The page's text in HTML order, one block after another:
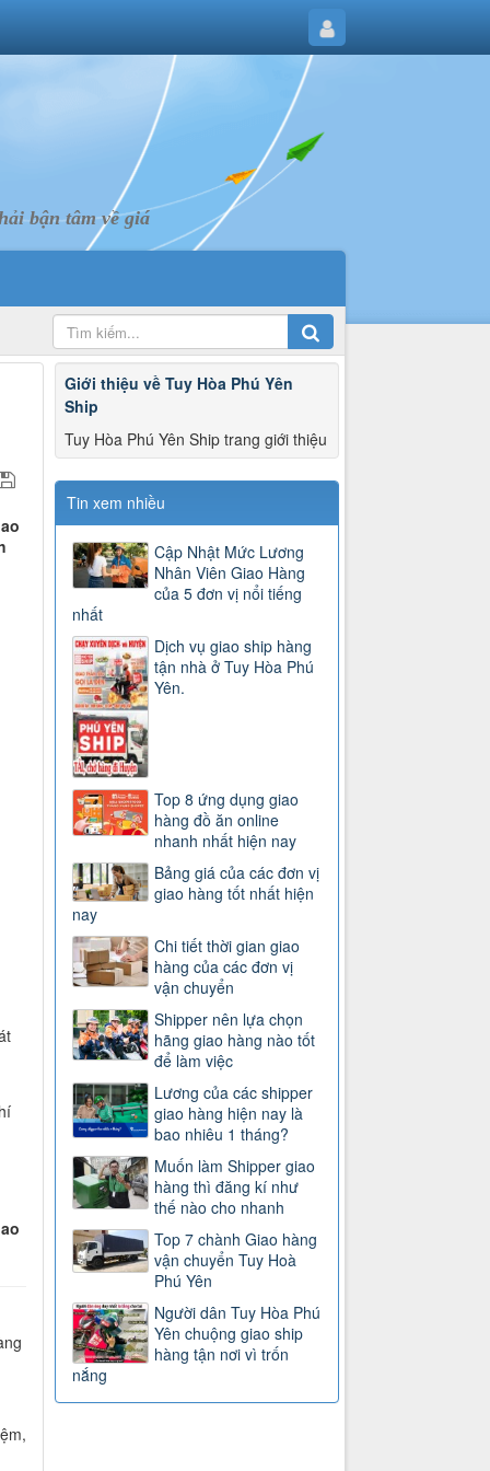
bận tâm về giá
Giới thiệu về Tuy Hòa Phú Yên
Ship
Tuy Hòa Phú Yên Ship trang giới thiệu
Tin xem nhiều
Cập Nhật Mức Lương
Nhân Viên Giao Hàng
của 5 đơn vị nổi tiếng
nhất
Dịch vụ giao ship hàng
tận nhà ở Tuy Hòa Phú
Yên.
Top 8 ứng dụng giao
hàng đồ ăn online
nhanh nhất hiện nay
Bảng giá của các đơn vị
giao hàng tốt nhất hiện
nay
Chi tiết thời gian giao
hàng của các đơn vị
vận chuyển
Shipper nên lựa chọn
hãng giao hàng nào tốt
để làm việc
Lương của các shipper
giao hàng hiện nay là
bao nhiêu 1 tháng?
Muốn làm Shipper giao
hàng thì đăng kí như
thế nào cho nhanh
Top 7 chành Giao hàng
vận chuyển Tuy Hoà
Phú Yên
Người dân Tuy Hòa Phú
Yên chuộng giao ship
hàng tận nơi vì trốn
nắng